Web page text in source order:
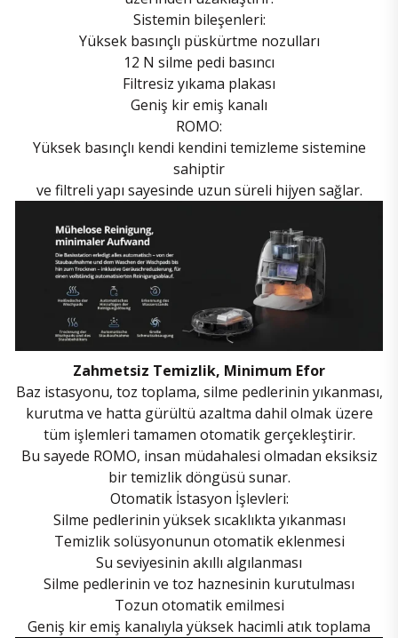
Sistemin bileşenleri:
Yüksek basınçlı püskürtme nozulları
12 N silme pedi basıncı
Filtresiz yıkama plakası
Geniş kir emiş kanalı
ROMO:
Yüksek basınçlı kendi kendini temizleme sistemine
sahiptir
ve filtreli yapı sayesinde uzun süreli hijyen sağlar.
Zahmetsiz Temizlik, Minimum Efor
Baz istasyonu, toz toplama, silme pedlerinin yıkanması,
kurutma ve hatta gürültü azaltma dahil olmak üzere
tüm işlemleri tamamen otomatik gerçekleştirir.
Bu sayede ROMO, insan müdahalesi olmadan eksiksiz
bir temizlik döngüsü sunar.
Otomatik İstasyon İşlevleri:
Silme pedlerinin yüksek sıcaklıkta yıkanması
Temizlik solüsyonunun otomatik eklenmesi
Su seviyesinin akıllı algılanması
Silme pedlerinin ve toz haznesinin kurutulması
Tozun otomatik emilmesi
Geniş kir emiş kanalıyla yüksek hacimli atık toplama